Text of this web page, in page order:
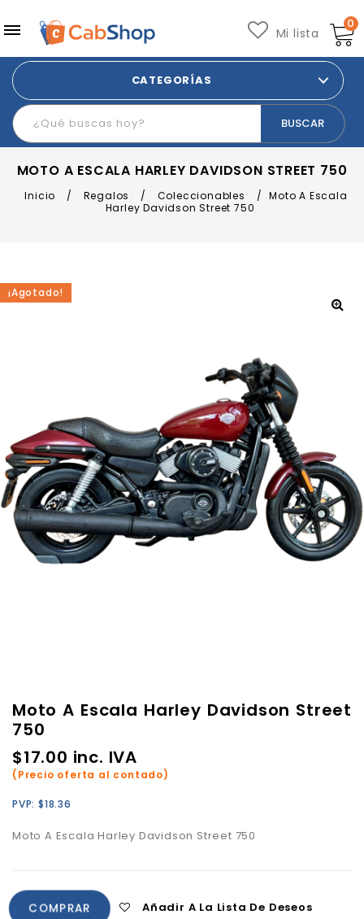
0
Mi lista
CATEGORÍAS
MOTO A ESCALA HARLEY DAVIDSON STREET 750
Inicio / Regalos / Coleccionables /
Moto A Escala
Harley Davidson Street 750
¡Agotado!
Moto A Escala Harley Davidson Street
750
$17.00 inc. IVA
(Precio oferta al contado)
PVP: $18.36
Moto A Escala Harley Davidson Street 750
COMPRAR Añadir A La Lista De Deseos